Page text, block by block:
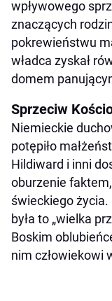
wpływowego
znaczących
pokrewieństwu
władca zyskał
domem
Sprzeciw
Niemieckie
potępiło
Hildiward i inni
oburzenie
świeckiego życia.
była to „wielka
Boskim
nim człowiekowi